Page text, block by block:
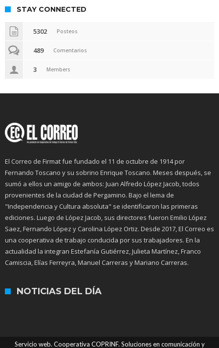
STAY CONNECTED
5302 Posteos
489 Comentarios
3 Members
El Correo de Firmat fue fundado el 11 de octubre de 1914 por
Fernando Toscano y su sobrino Enrique Toscano. Meses después, se
sumó a ellos un amigo de ambos: Juan Alfredo López Jacob, todos
provenientes de la ciudad de Pergamino. Bajo el lema de
"Independencia y Cultura absoluta" se identificaron las primeras
ediciones. Luego de López Jacob, sus directores fueron Emilio López
Saez, Fernando López y Carolina López Ortiz. Desde 2017, El Correo es
una cooperativa de trabajo conducida por sus trabajadores. En la
actualidad la integran Estefanía Gutiérrez, Julieta Martínez, Franco
Camiscia, Elías Ferreyra, Manuel Carreras y Mariano Carreras.
NOTICIAS DEL DÍA
Servicio web. Cooperativa COPRINF. Soluciones en comunicación y